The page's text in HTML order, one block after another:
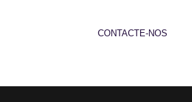
CONTACTE-NOS